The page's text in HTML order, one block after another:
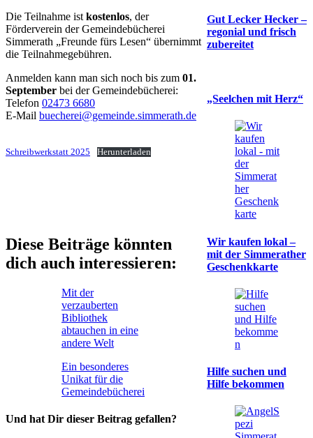
Die Teilnahme ist kostenlos, der
Förderverein der Gemeindebücherei
Simmerath „Freunde fürs Lesen“ übernimmt
die Teilnahmegebühren.
Anmelden kann man sich noch bis zum 01.
September bei der Gemeindebücherei:
Telefon 02473 6680
E-Mail buecherei@gemeinde.simmerath.de
Schreibwerkstatt 2025 Herunterladen
Diese Beiträge könnten
dich auch interessieren:
Mit der
verzauberten
Bibliothek
abtauchen in eine
andere Welt
Ein besonderes
Unikat für die
Gemeindebücherei
Und hat Dir dieser Beitrag gefallen?
Gut Lecker Hecker –
regonial und frisch
zubereitet
„Seelchen mit Herz“
Wir kaufen lokal –
mit der Simmerather
Geschenkkarte
Hilfe suchen und
Hilfe bekommen